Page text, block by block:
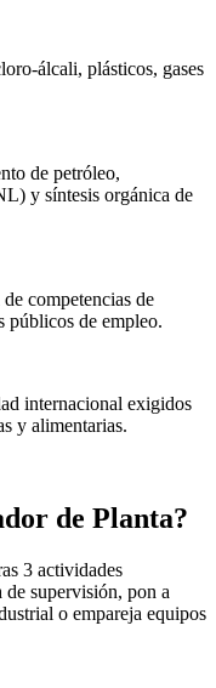
álcali, plásticos, gases
de petróleo,
y síntesis orgánica de
competencias de
públicos de empleo.
internacional exigidos
y alimentarias.
de Planta?
3 actividades
supervisión, pon a
o empareja equipos